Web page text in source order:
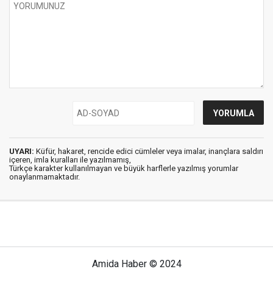
UYARI: Küfür, hakaret, rencide edici cümleler veya imalar, inançlara saldırı
içeren, imla kuralları ile yazılmamış,
Türkçe karakter kullanılmayan ve büyük harflerle yazılmış yorumlar
onaylanmamaktadır.
Amida Haber © 2024